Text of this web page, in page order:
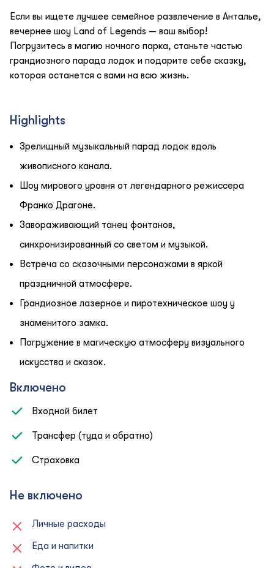
Если вы ищете лучшее семейное развлечение в Анталье,
вечернее шоу Land of Legends — ваш выбор!
Погрузитесь в магию ночного парка, станьте частью
грандиозного парада лодок и подарите себе сказку,
которая останется с вами на всю жизнь.
Highlights
Зрелищный музыкальный парад лодок вдоль
живописного канала.
Шоу мирового уровня от легендарного режиссера
Франко Драгоне.
Завораживающий танец фонтанов,
синхронизированный со светом и музыкой.
Встреча со сказочными персонажами в яркой
праздничной атмосфере.
Грандиозное лазерное и пиротехническое шоу у
знаменитого замка.
Погружение в магическую атмосферу визуального
искусства и сказок.
Включено
Входной билет
Трансфер (туда и обратно)
Страховка
Не включено
Личные расходы
Еда и напитки